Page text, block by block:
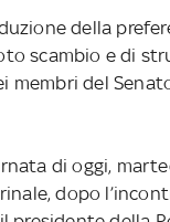
della
scambio e di
del
di oggi,
dopo